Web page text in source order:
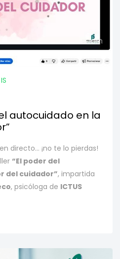
autocuidado en la
directo… ¡no te lo pierdas!
“El poder del
del cuidador”, impartida
, psicóloga de ICTUS